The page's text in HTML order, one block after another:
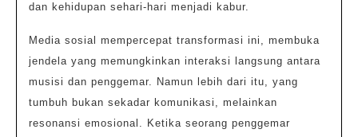
dan kehidupan sehari-hari menjadi kabur.
Media sosial mempercepat transformasi ini, membuka
jendela yang memungkinkan interaksi langsung antara
musisi dan penggemar. Namun lebih dari itu, yang
tumbuh bukan sekadar komunikasi, melainkan
resonansi emosional. Ketika seorang penggemar